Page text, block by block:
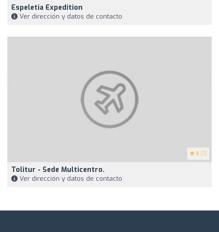
Espeletia Expedition
Ver dirección y datos de contacto
3 (7)
Tolitur - Sede Multicentro.
Ver dirección y datos de contacto